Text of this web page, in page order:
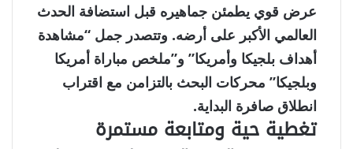
عرض قوي يطمئن جماهيره قبل استضافة الحدث
العالمي الأكبر على أرضه. وتتصدر جمل “مشاهدة
أهداف بلجيكا وأمريكا” و”ملخص مباراة أمريكا
وبلجيكا” محركات البحث بالتزامن مع اقتراب
انطلاق صافرة البداية.
تغطية حية ومتابعة مستمرة